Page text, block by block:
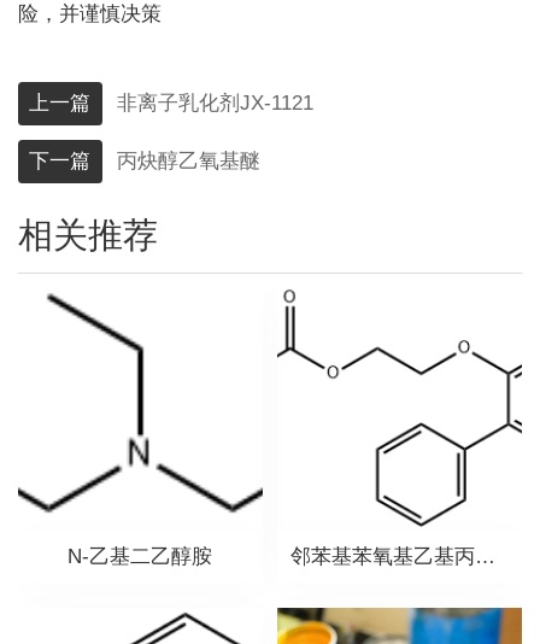
险，并谨慎决策
上一篇 非离子乳化剂JX-1121
下一篇 丙炔醇乙氧基醚
相关推荐
N-乙基二乙醇胺 邻苯基苯氧基乙基丙烯酸酯